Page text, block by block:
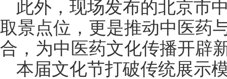
此外，现场发布的北京市
取景点位，更是推动中医药
合，为中医药文化传播开辟
本届文化节打破传统展示